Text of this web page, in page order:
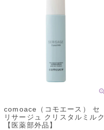
comoace（コモエース） セ
リサージュ クリスタルミルク
【医薬部外品】